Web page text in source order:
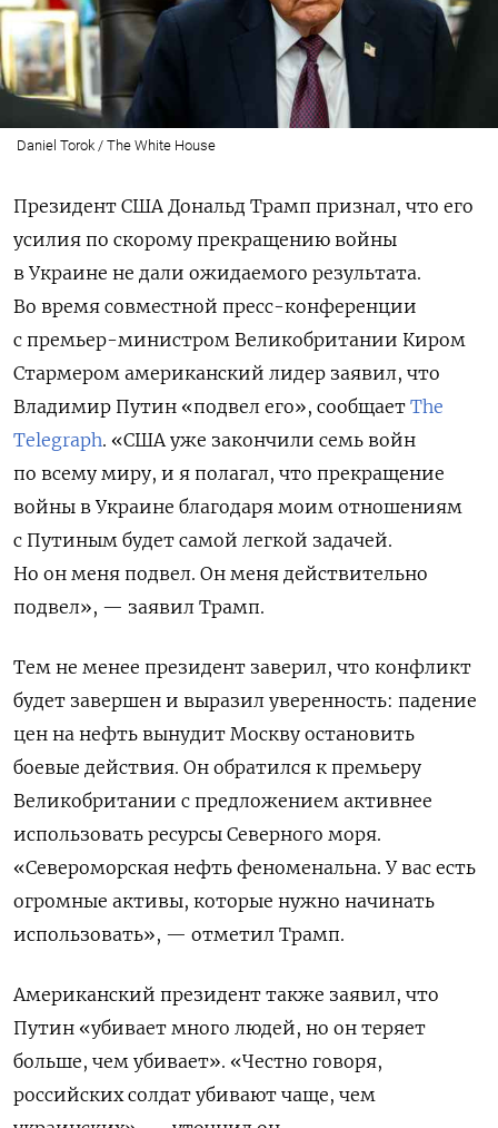
Daniel Torok / The White House
Президент США Дональд Трамп признал, что его
усилия по скорому прекращению войны
в Украине не дали ожидаемого результата.
Во время совместной пресс-конференции
с премьер-министром Великобритании Киром
Стармером американский лидер заявил, что
Владимир Путин «подвел его», сообщает The
Telegraph. «США уже закончили семь войн
по всему миру, и я полагал, что прекращение
войны в Украине благодаря моим отношениям
с Путиным будет самой легкой задачей.
Но он меня подвел. Он меня действительно
подвел», — заявил Трамп.
Тем не менее президент заверил, что конфликт
будет завершен и выразил уверенность: падение
цен на нефть вынудит Москву остановить
боевые действия. Он обратился к премьеру
Великобритании с предложением активнее
использовать ресурсы Северного моря.
«Североморская нефть феноменальна. У вас есть
огромные активы, которые нужно начинать
использовать», — отметил Трамп.
Американский президент также заявил, что
Путин «убивает много людей, но он теряет
больше, чем убивает». «Честно говоря,
российских солдат убивают чаще, чем